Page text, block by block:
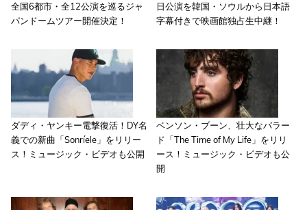
全国6都市・全12公演を巡るジャ
パンドームツアー開催決定！
日公演を韓国・ソウルから日本語
字幕付きで映画館独占生中継！
ダディ・ヤンキー電撃復活！DY名
義での新曲「Sonríele」をリリー
ス！ミュージック・ビデオも公開
ベンソン・ブーン、壮大なバラー
ド「The Time of My Life」をリリ
ース！ミュージック・ビデオも公
開